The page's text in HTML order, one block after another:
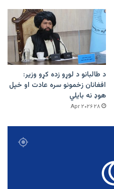
د طالبانو د لوړو زده کړو وزیر:
افغانان زخمونو سره عادت او خپل
هوډ نه بایلي
۲۸ Apr ۲۰۲۶